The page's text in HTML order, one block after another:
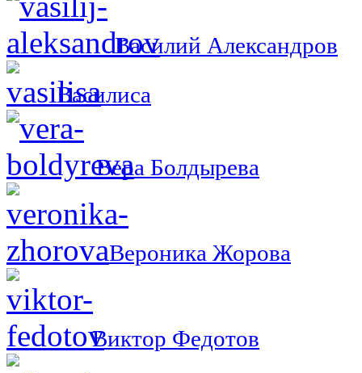
Василий Александров
Василиса
Вера Болдырева
Вероника Жорова
Виктор Федотов